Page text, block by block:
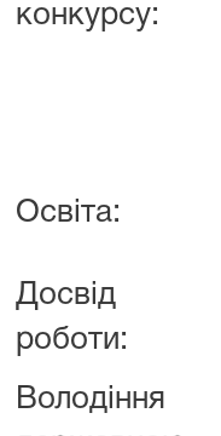
конкурсу:
Освіта:
Досвід
роботи:
Володіння